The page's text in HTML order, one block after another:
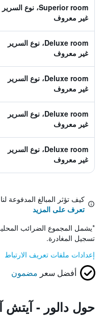
Superior room، نوع السرير
غير معروف
Deluxe room، نوع السرير
غير معروف
Deluxe room، نوع السرير
غير معروف
Deluxe room، نوع السرير
غير معروف
Deluxe room، نوع السرير
غير معروف
كيف تؤثر المبالغ المدفوعة
تعرف على المزيد
*يشمل المجموع الضرائب
تسجيل المغادرة.
إعدادات ملفات تعريف الارتباط
أفضل سعر مضمون
حول دالور -